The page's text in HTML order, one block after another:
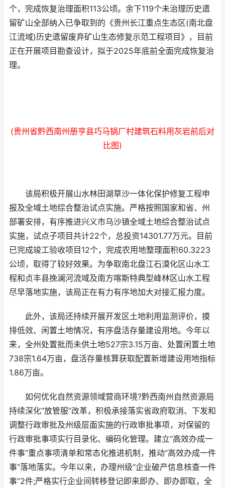
个，完成恢复治理面积113公顷。余下119个未治理历史遗
留矿山全部纳入已争取到的《贵州长江重点生态区(南北盘
江流域)历史遗留废弃矿山生态修复示范工程项目》，目前
正在开展项目勘查设计，拟于2025年底前全面完成恢复治
理。
(贵州省黔西南州册亨县巧马锅厂村建筑石料用灰岩前后对
比图)
该局积极开展山水林田湖草沙一体化保护修复工程申
报及全域土地综合整治试点实施。严格按照国家和省、州
部署安排，有序推进兴义市乌沙镇全域土地综合整治试点
实施，试点子项目共计22个，总投资14301.77万元。目前
已完成竣工验收项目12个，完成农用地整理面积60.3223
公顷，取得了较好效果。为争取南北盘江石漠化区山水工
程和贞丰县挽澜河流域及南方喀斯特典型峰林区山水工程
尽早落地实施，该局正在有力有序地加大对接汇报力度。
此外，该局还持续开展开发区土地利用监测评价，摸
排低效、闲置土地情况，有序盘活存量建设用地。今年以
来，全州处置批而未供土地527宗3.15万亩、处置闲置土地
738宗1.64万亩，盘活存量核算获取配置新增建设用地指标
1.86万亩。
如何优化自然资源领域营商环境?黔西南州自然资源局
持续深化“放管服”改革，积极承接落实省政府取消、下发和
调整行政审批及州级层面实施的行政审批事项，对保留的
行政审批事项实行目录化、编码化管理。建立“高效办成一
件事”重点事项清单和常态化推进机制，推动“高效办成一件
事”落地落实。今年以来，办理州级“企业破产信息核查一件
事”2件;严格实行企业间转移登记即来即办、即办即取，全